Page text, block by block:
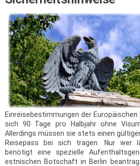
Einreisebestimmungen der Europäischen
sich 90 Tage pro Halbjahr ohne
Allerdings müssen sie stets einen
Reisepass bei sich tragen. Nur wer
benötigt eine spezielle
estnischen Botschaft in Berlin